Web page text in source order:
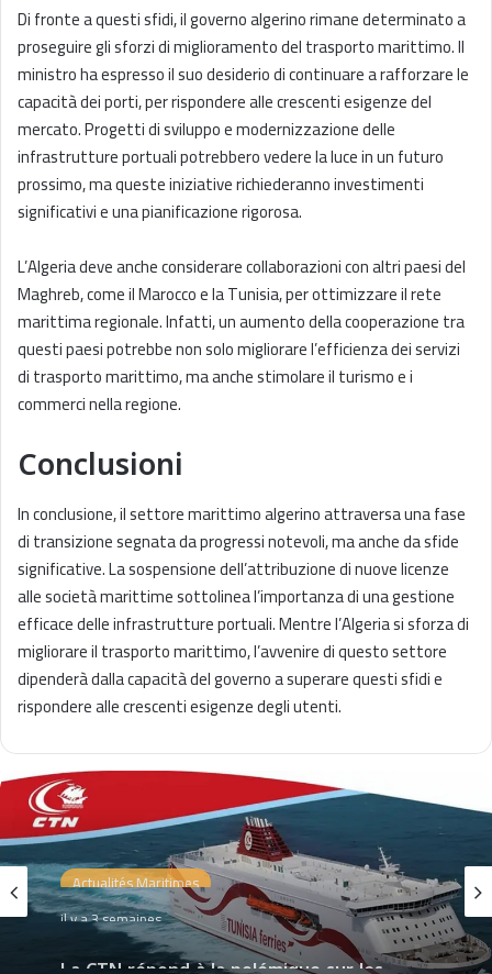
Di fronte a questi sfidi, il governo algerino rimane determinato a
proseguire gli sforzi di miglioramento del trasporto marittimo. Il
ministro ha espresso il suo desiderio di continuare a rafforzare le
capacità dei porti, per rispondere alle crescenti esigenze del
mercato. Progetti di sviluppo e modernizzazione delle
infrastrutture portuali potrebbero vedere la luce in un futuro
prossimo, ma queste iniziative richiederanno investimenti
significativi e una pianificazione rigorosa.
L’Algeria deve anche considerare collaborazioni con altri paesi del
Maghreb, come il Marocco e la Tunisia, per ottimizzare il rete
marittima regionale. Infatti, un aumento della cooperazione tra
questi paesi potrebbe non solo migliorare l’efficienza dei servizi
di trasporto marittimo, ma anche stimolare il turismo e i
commerci nella regione.
Conclusioni
In conclusione, il settore marittimo algerino attraversa una fase
di transizione segnata da progressi notevoli, ma anche da sfide
significative. La sospensione dell’attribuzione di nuove licenze
alle società marittime sottolinea l’importanza di una gestione
efficace delle infrastrutture portuali. Mentre l’Algeria si sforza di
migliorare il trasporto marittimo, l’avvenire di questo settore
dipenderà dalla capacità del governo a superare questi sfidi e
rispondere alle crescenti esigenze degli utenti.
Actualités Maritimes
il y a 3 semaines
La CTN répond à la polémique sur les
vibrations des cabines